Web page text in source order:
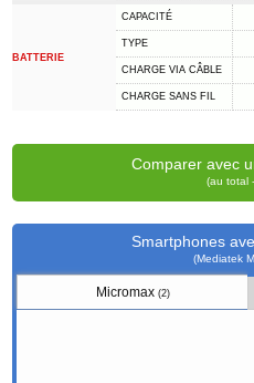
BATTERIE
CAPACITÉ
TYPE
CHARGE VIA CÂBLE
CHARGE SANS FIL
Comparer avec
(au total
Smartphones
(Mediatek
Micromax (2)